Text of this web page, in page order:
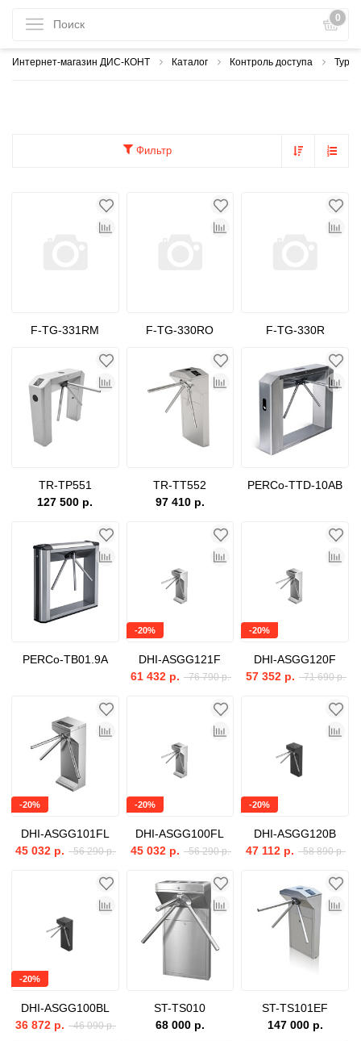
0
Интернет-магазин ДИС-КОНТ Каталог Контроль доступа
Фильтр
F-TG-331RM F-TG-330RO F-TG-330R
TR-TP551
127 500 р.
TR-TT552
97 410 р.
PERCo-TTD-10AB
PERCo-TB01.9A
-20%
DHI-ASGG121F
76 790 р.
61 432 р.
-20%
DHI-ASGG120F
71 690 р.
57 352 р.
-20%
DHI-ASGG101FL
56 290 р.
45 032 р.
-20%
DHI-ASGG100FL
56 290 р.
45 032 р.
-20%
DHI-ASGG120B
58 890 р.
47 112 р.
-20%
DHI-ASGG100BL
46 090 р.
36 872 р.
ST-TS010
68 000 р.
ST-TS101EF
147 000 р.